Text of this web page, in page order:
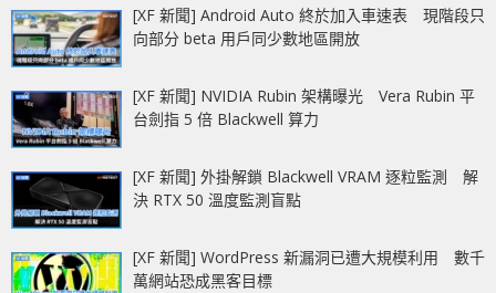
[XF 新聞] Android Auto 終於加入車速表 現階段只
向部分 beta 用戶同少數地區開放
[XF 新聞] NVIDIA Rubin 架構曝光 Vera Rubin 平
台劍指 5 倍 Blackwell 算力
[XF 新聞] 外掛解鎖 Blackwell VRAM 逐粒監測 解
決 RTX 50 溫度監測盲點
[XF 新聞] WordPress 新漏洞已遭大規模利用 數千
萬網站恐成黑客目標